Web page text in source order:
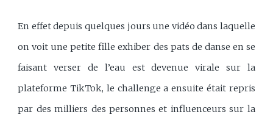
En effet depuis quelques jours une vidéo dans laquelle
on voit une petite fille exhiber des pats de danse en se
faisant verser de l’eau est devenue virale sur la
plateforme TikTok, le challenge a ensuite était repris
par des milliers des personnes et influenceurs sur la